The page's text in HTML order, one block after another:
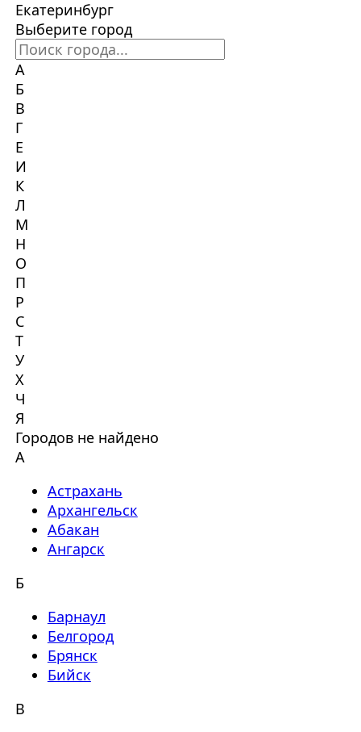
Екатеринбург
Выберите город
А
Б
В
Г
Е
И
К
Л
М
Н
О
П
Р
С
Т
У
Х
Ч
Я
Городов не найдено
А
Астрахань
Архангельск
Абакан
Ангарск
Б
Барнаул
Белгород
Брянск
Бийск
В